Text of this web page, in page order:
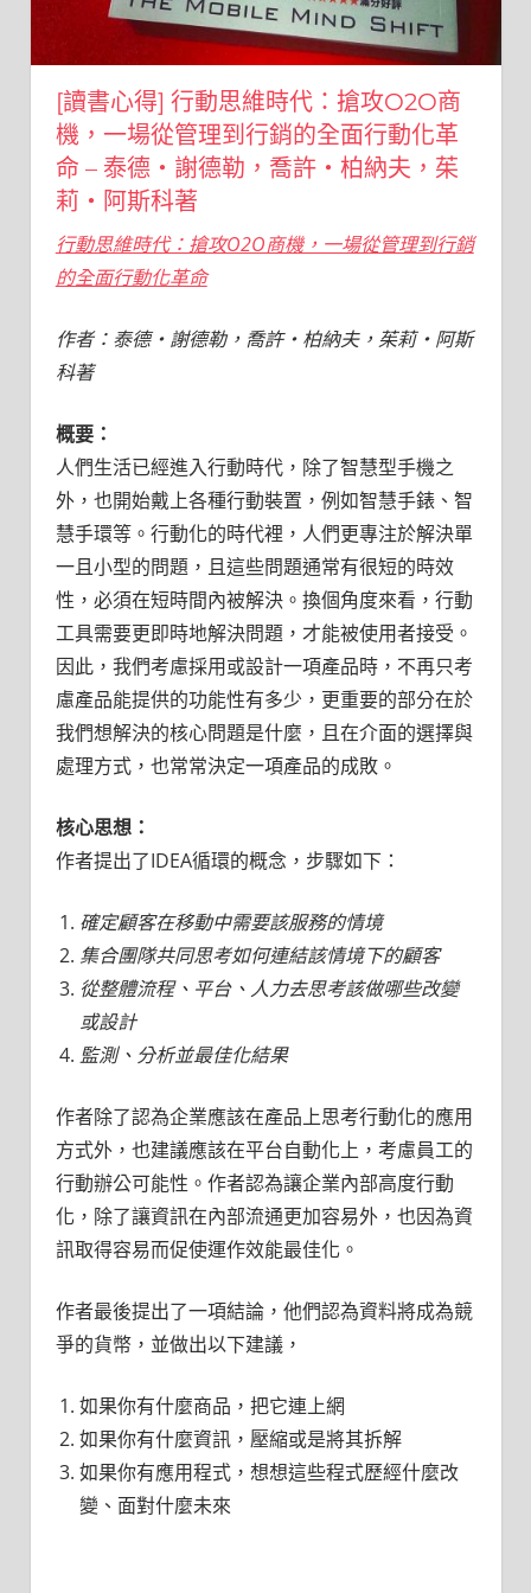
[讀書心得] 行動思維時代：搶攻O2O商
機，一場從管理到行銷的全面行動化革
命 – 泰德・謝德勒，喬許・柏納夫，茱
莉・阿斯科著
行動思維時代：搶攻O2O商機，一場從管理到行銷
的全面行動化革命
作者：泰德・謝德勒，喬許・柏納夫，茱莉・阿斯
科著
概要：
人們生活已經進入行動時代，除了智慧型手機之
外，也開始戴上各種行動裝置，例如智慧手錶、智
慧手環等。行動化的時代裡，人們更專注於解決單
一且小型的問題，且這些問題通常有很短的時效
性，必須在短時間內被解決。換個角度來看，行動
工具需要更即時地解決問題，才能被使用者接受。
因此，我們考慮採用或設計一項產品時，不再只考
慮產品能提供的功能性有多少，更重要的部分在於
我們想解決的核心問題是什麼，且在介面的選擇與
處理方式，也常常決定一項產品的成敗。
核心思想：
作者提出了IDEA循環的概念，步驟如下：
確定顧客在移動中需要該服務的情境
集合團隊共同思考如何連結該情境下的顧客
從整體流程、平台、人力去思考該做哪些改變
或設計
監測、分析並最佳化結果
作者除了認為企業應該在產品上思考行動化的應用
方式外，也建議應該在平台自動化上，考慮員工的
行動辦公可能性。作者認為讓企業內部高度行動
化，除了讓資訊在內部流通更加容易外，也因為資
訊取得容易而促使運作效能最佳化。
作者最後提出了一項結論，他們認為資料將成為競
爭的貨幣，並做出以下建議，
如果你有什麼商品，把它連上網
如果你有什麼資訊，壓縮或是將其拆解
如果你有應用程式，想想這些程式歷經什麼改
變、面對什麼未來